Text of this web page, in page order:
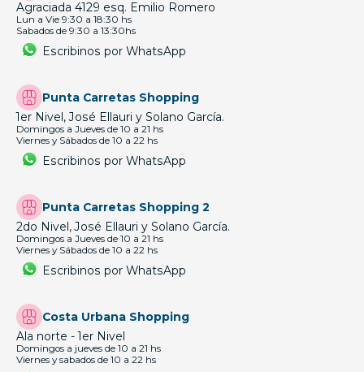
Agraciada 4129 esq. Emilio Romero
Lun a Vie 9:30 a 18:30 hs
Sabados de 9:30 a 13:30hs
Escribinos por WhatsApp
Punta Carretas Shopping
1er Nivel, José Ellauri y Solano García.
Domingos a Jueves de 10 a 21 hs
Viernes y Sábados de 10 a 22 hs
Escribinos por WhatsApp
Punta Carretas Shopping 2
2do Nivel, José Ellauri y Solano García.
Domingos a Jueves de 10 a 21 hs
Viernes y Sábados de 10 a 22 hs
Escribinos por WhatsApp
Costa Urbana Shopping
Ala norte - 1er Nivel
Domingos a jueves de 10 a 21 hs
Viernes y sabados de 10 a 22 hs